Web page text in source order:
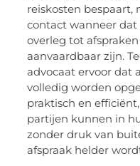
reiskosten bespaart,
contact wanneer
overleg tot
aanvaardbaar zijn.
advocaat ervoor dat
volledig worden
praktisch en
partijen kunnen in
zonder druk van
afspraak helder